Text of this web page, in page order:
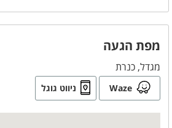
מפת הגעה
מגדל, כנרת
Waze ניווט גוגל